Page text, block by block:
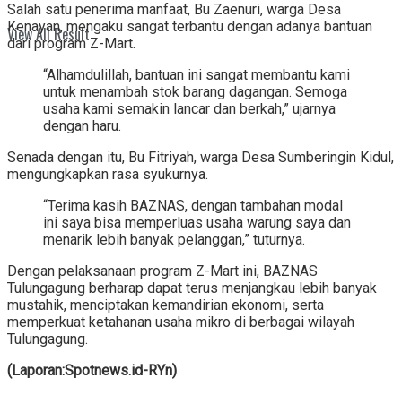
View All Result
Salah satu penerima manfaat, Bu Zaenuri, warga Desa
Kenayan, mengaku sangat terbantu dengan adanya bantuan
dari program Z-Mart.
“Alhamdulillah, bantuan ini sangat membantu kami
untuk menambah stok barang dagangan. Semoga
usaha kami semakin lancar dan berkah,” ujarnya
dengan haru.
Senada dengan itu, Bu Fitriyah, warga Desa Sumberingin Kidul,
mengungkapkan rasa syukurnya.
“Terima kasih BAZNAS, dengan tambahan modal
ini saya bisa memperluas usaha warung saya dan
menarik lebih banyak pelanggan,” tuturnya.
Dengan pelaksanaan program Z-Mart ini, BAZNAS
Tulungagung berharap dapat terus menjangkau lebih banyak
mustahik, menciptakan kemandirian ekonomi, serta
memperkuat ketahanan usaha mikro di berbagai wilayah
Tulungagung.
(Laporan:Spotnews.id-RYn)